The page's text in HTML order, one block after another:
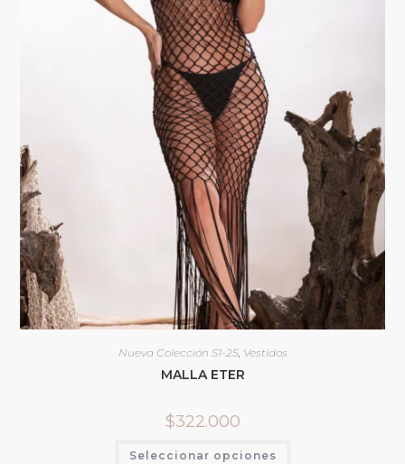
Nueva Colección S1-25, Vestidos
MALLA ETER
$322.000
Seleccionar opciones